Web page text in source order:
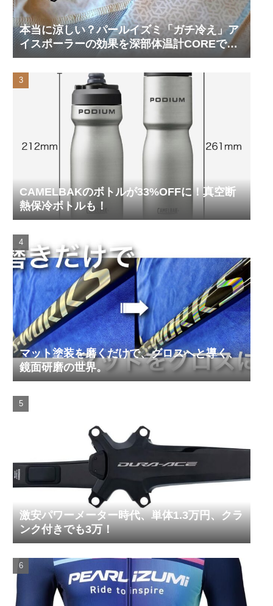
本当に涼しい？パールイズミ「ガチ冷え」ア
イスポーラーの効果を深部体温計COREで測
ってみた
CAMELBAKのボトルが33%OFFに！真空断
熱保冷ボトルも！
マット塗装を磨くだけで、グロスへと導く、
鏡面研磨の世界。
激安パワーメーター時代、単体1.3万円、クラ
ンク付きでも3万！